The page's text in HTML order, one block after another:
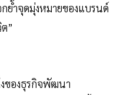
ย้ำจุดมุ่งหมายของแบรนด์
”
ของธุรกิจพัฒนา